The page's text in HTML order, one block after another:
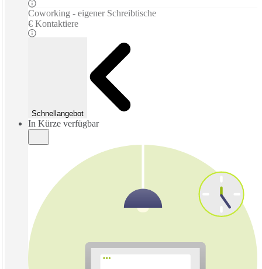
Coworking - eigener Schreibtische
€ Kontaktiere
Schnellangebot
In Kürze verfügbar